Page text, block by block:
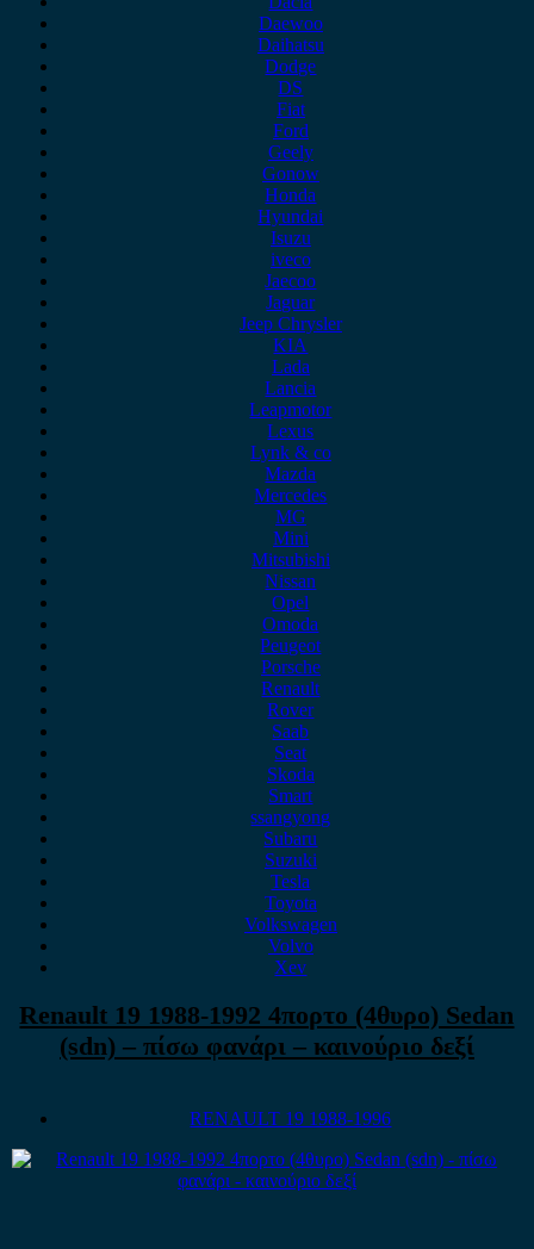
Daewoo
Daihatsu
Dodge
DS
Fiat
Ford
Geely
Gonow
Honda
Hyundai
Isuzu
iveco
Jaecoo
Jaguar
Jeep Chrysler
KIA
Lada
Lancia
Leapmotor
Lexus
Lynk & co
Mazda
Mercedes
MG
Mini
Mitsubishi
Nissan
Opel
Omoda
Peugeot
Porsche
Renault
Rover
Saab
Seat
Skoda
Smart
ssangyong
Subaru
Suzuki
Tesla
Toyota
Volkswagen
Volvo
Xev
Renault 19 1988-1992 4πορτο (4θυρο) Sedan
(sdn) – πίσω φανάρι – καινούριο δεξί
RENAULT 19 1988-1996